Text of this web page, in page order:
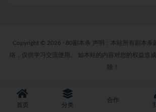
Copyright © 2026 · 80剧本杀 声明：本站所有剧本杀
络，仅供学习交流使用。 如本站的内容对您的权益造
除！
首页 分类
合作